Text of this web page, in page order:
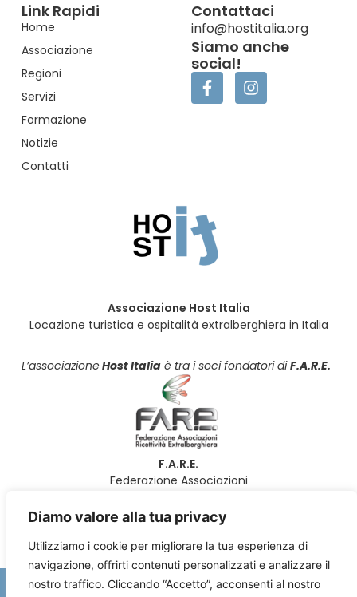
Diamo valore alla tua privacy
Utilizziamo i cookie per migliorare la tua esperienza di
navigazione, offrirti contenuti personalizzati e analizzare il
nostro traffico. Cliccando “Accetto”, acconsenti al nostro
Associazione Host Italia
Locazione turistica e ospitalità extralberghiera in Italia
L’associazioneHost Italiaè tra i soci fondatori diF.A.R.E.
F.A.R.E.
Federazione Associazioni
Link Rapidi
Home
Associazione
Regioni
Servizi
Formazione
Notizie
Contatti
Contattaci
info@hostitalia.org
Siamo anche
social!
Copyright © Associazione Host Italia - C.F. 97805650013 -